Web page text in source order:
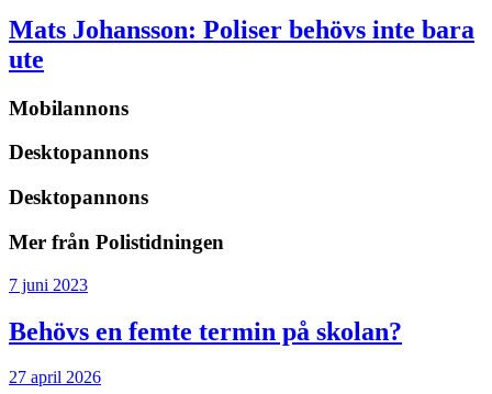
Mats Johansson: Poliser behövs inte bara
ute
Mobilannons
Desktopannons
Desktopannons
Mer från Polistidningen
7 juni 2023
Behövs en femte termin på skolan?
27 april 2026